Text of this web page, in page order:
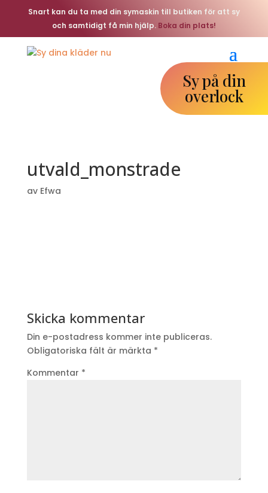
Snart kan du ta med din symaskin till butiken för att sy
och samtidigt få min hjälp. Boka din plats!
Sy på din
overlock
utvald_monstrade
av Efwa
Skicka kommentar
Din e-postadress kommer inte publiceras.
Obligatoriska fält är märkta *
Kommentar *